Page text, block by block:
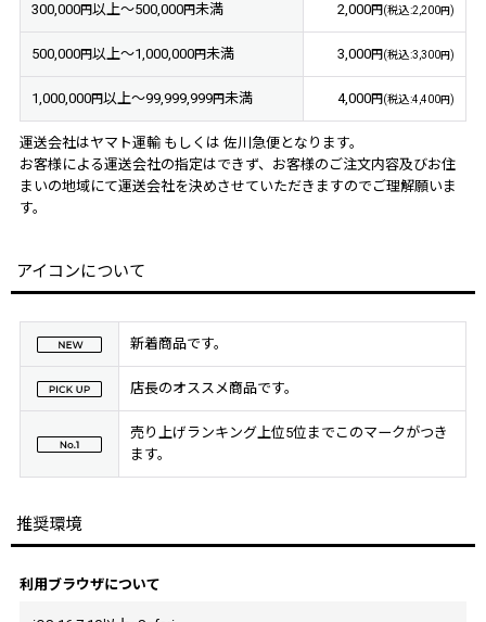
300,000円以上～500,000円未満 2,000円 (税込:2,200円 )
500,000円以上～1,000,000円未満 3,000円 (税込:3,300円 )
1,000,000円以上～99,999,999円未満 4,000円 (税込:4,400円 )
運送会社はヤマト運輸 もしくは 佐川急便となります。
お客様による運送会社の指定はできず、お客様のご注文内容及びお住
まいの地域にて運送会社を決めさせていただきますのでご理解願いま
す。
アイコンについて
新着商品です。
店長のオススメ商品です。
売り上げランキング上位5位までこのマークがつき
ます。
推奨環境
利用ブラウザについて